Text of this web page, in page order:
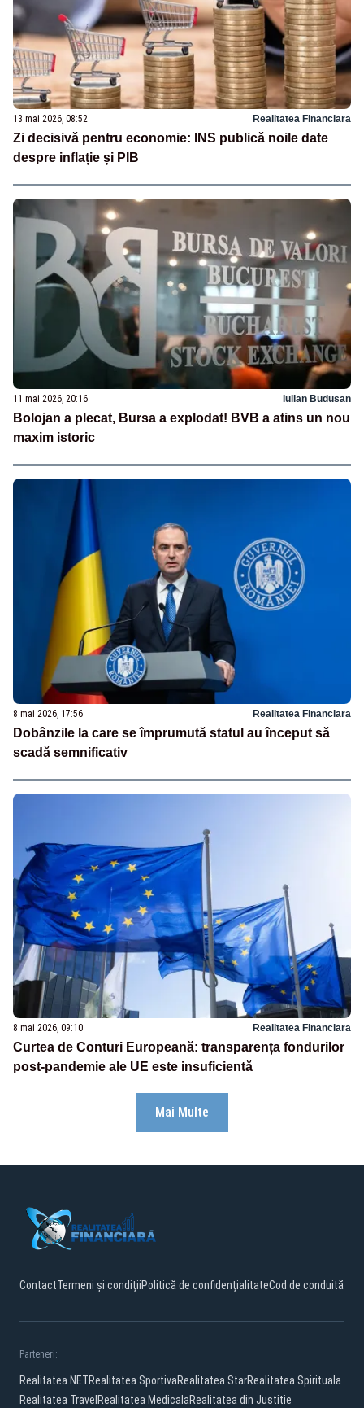
13 mai 2026, 08:52 Realitatea Financiara
Zi decisivă pentru economie: INS publică noile date
despre inflație și PIB
11 mai 2026, 20:16 Iulian Budusan
Bolojan a plecat, Bursa a explodat! BVB a atins un nou
maxim istoric
8 mai 2026, 17:56 Realitatea Financiara
Dobânzile la care se împrumută statul au început să
scadă semnificativ
8 mai 2026, 09:10 Realitatea Financiara
Curtea de Conturi Europeană: transparența fondurilor
post-pandemie ale UE este insuficientă
Mai Multe
ContactTermeni și condițiiPolitică de confidențialitateCod de conduită
Parteneri:
Realitatea.NETRealitatea SportivaRealitatea StarRealitatea Spirituala
Realitatea Travel Realitatea MedicalaRealitatea din Justitie